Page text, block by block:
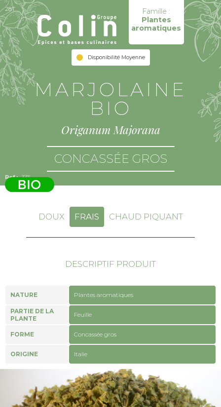
Famille :
Plantes
aromatiques
Disponibilité Moyenne
28T
335
MARJOLAINE
BIO
Origanum Majorana
CONCASSÉE GROS
DOUX FRAIS CHAUD PIQUANT
DESCRIPTIF PRODUIT
NATURE Plantes aromatiques
PARTIE DE LA
PLANTE
Feuille
FORME Concassée gros
ORIGINE Italie